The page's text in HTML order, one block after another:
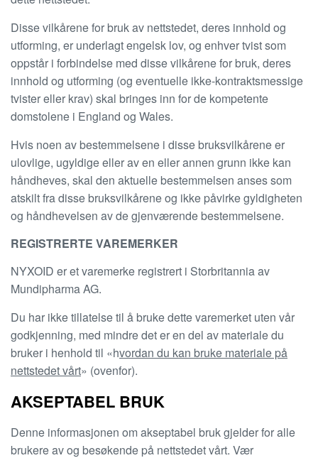
Disse vilkårene for bruk av nettstedet, deres innhold og
utforming, er underlagt engelsk lov, og enhver tvist som
oppstår i forbindelse med disse vilkårene for bruk, deres
innhold og utforming (og eventuelle ikke-kontraktsmessige
tvister eller krav) skal bringes inn for de kompetente
domstolene i England og Wales.
Hvis noen av bestemmelsene i disse bruksvilkårene er
ulovlige, ugyldige eller av en eller annen grunn ikke kan
håndheves, skal den aktuelle bestemmelsen anses som
atskilt fra disse bruksvilkårene og ikke påvirke gyldigheten
og håndhevelsen av de gjenværende bestemmelsene.
REGISTRERTE VAREMERKER
NYXOID er et varemerke registrert i Storbritannia av
Mundipharma AG.
Du har ikke tillatelse til å bruke dette varemerket uten vår
godkjenning, med mindre det er en del av materiale du
bruker i henhold til «hvordan du kan bruke materiale på
nettstedet vårt» (ovenfor).
AKSEPTABEL BRUK
Denne informasjonen om akseptabel bruk gjelder for alle
brukere av og besøkende på nettstedet vårt. Vær